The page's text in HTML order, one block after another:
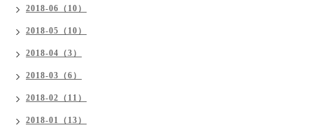
2018-06（10）
2018-05（10）
2018-04（3）
2018-03（6）
2018-02（11）
2018-01（13）